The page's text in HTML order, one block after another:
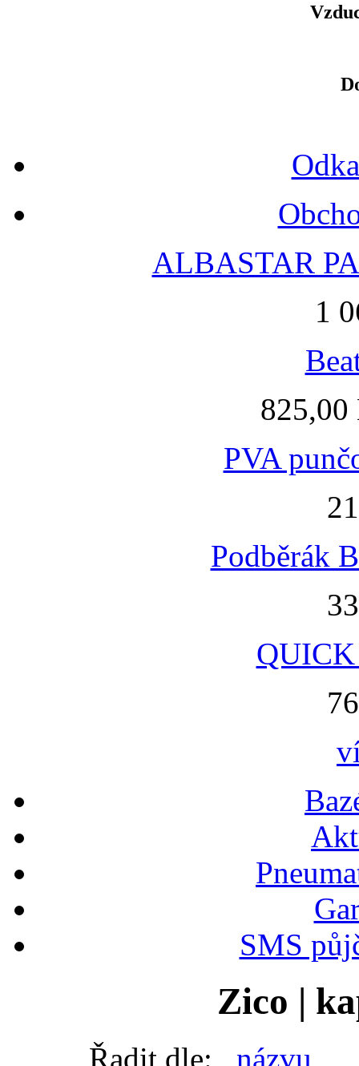
ALBASTAR
1
825,00
PVA
Podběrák
SMS
Zico |
Řadit dle: názvu